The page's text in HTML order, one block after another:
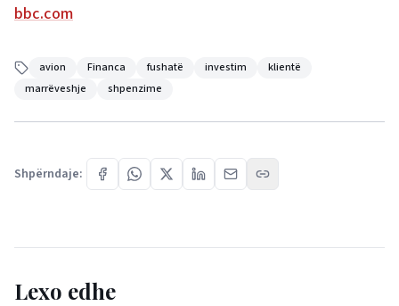
bbc.com
avion Financa fushatë investim
klientë
marrëveshje
shpenzime
Shpërndaje:
Lexo edhe